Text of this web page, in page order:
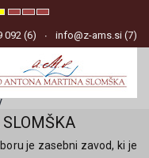
Set
Font
Set
Font
Set
Font
092 (6) info@z-ams.si (7)
je zasebni zavod, ki je